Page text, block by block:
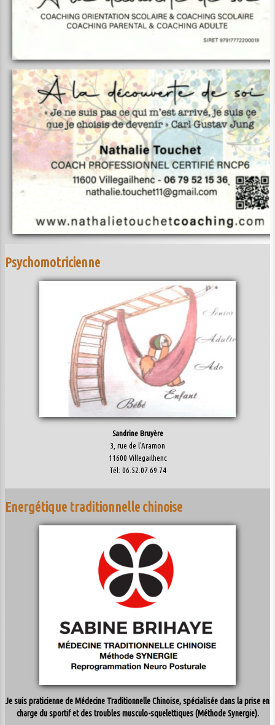
Psychomotricienne
Sandrine Bruyère
3, rue de l'Aramon
11600 Villegailhenc
Tél: 06.52.07.69.74
Energétique traditionnelle chinoise
Je suis praticienne de Médecine Traditionnelle Chinoise, spécialisée dans la prise en
charge du sportif et des troubles musculo-squelettiques (Méthode Synergie).